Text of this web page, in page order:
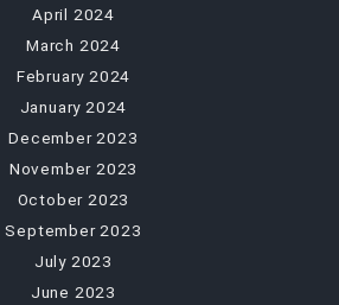
April 2024
March 2024
February 2024
January 2024
December 2023
November 2023
October 2023
September 2023
July 2023
June 2023